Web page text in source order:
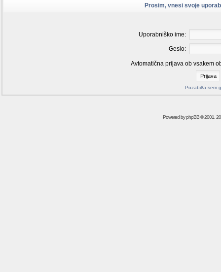
Prosim, vnesi svoje
Uporabniško ime:
Geslo:
Avtomatična prijava ob vsakem
Pozabil/a sem
Powered byphpBB© 2001,